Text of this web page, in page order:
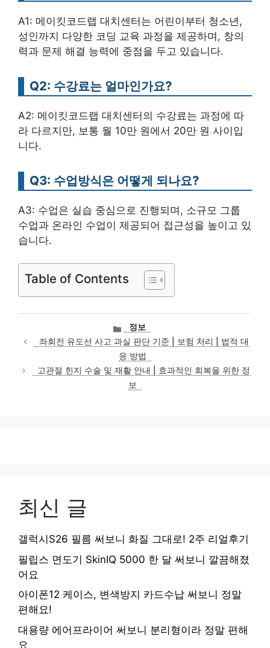
A1: 메이킷코드랩 대치센터는 어린이부터 청소년,
성인까지 다양한 코딩 교육 과정을 제공하며, 창의
력과 문제 해결 능력에 중점을 두고 있습니다.
Q2: 수강료는 얼마인가요?
A2: 메이킷코드랩 대치센터의 수강료는 과정에 따
라 다르지만, 보통 월 10만 원에서 20만 원 사이입
니다.
Q3: 수업방식은 어떻게 되나요?
A3: 수업은 실습 중심으로 진행되며, 소규모 그룹
수업과 온라인 수업이 제공되어 접근성을 높이고 있
습니다.
Table of Contents
카
테
고
리
정보
좌회전 유도선 사고 과실 판단 기준 | 보험 처리 | 법적 대
응 방법
고관절 힌지 수술 및 재활 안내 | 효과적인 회복을 위한 정
보
최신 글
갤럭시S26 필름 써보니 화질 그대로! 2주 리얼후기
필립스 면도기 SkinIQ 5000 한 달 써보니 깔끔해졌
어요
아이폰12 케이스, 변색방지 카드수납 써보니 정말
편해요!
대용량 에어프라이어 써보니 분리형이라 정말 편해
요